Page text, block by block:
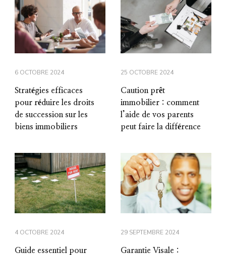
6 OCTOBRE 2024
Stratégies efficaces
pour réduire les droits
de succession sur les
biens immobiliers
25 OCTOBRE 2024
Caution prêt
immobilier : comment
l’aide de vos parents
peut faire la différence
4 OCTOBRE 2024
Guide essentiel pour
29 SEPTEMBRE 2024
Garantie Visale :